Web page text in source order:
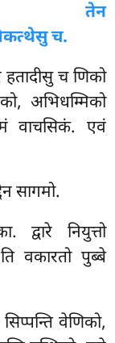
तेन
च.
हतादीसु च णिको
अभिधम्मिको
वाचसिकं. एवं
सागमो.
द्वारे नियुत्तो
वकारतो पुब्बे
वेणिको,